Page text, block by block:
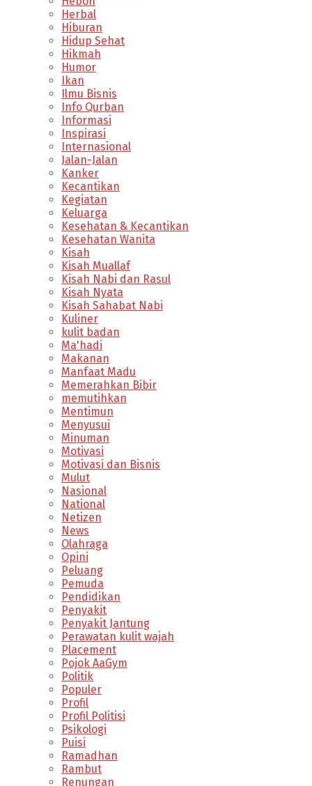
Herbal
Hiburan
Hidup Sehat
Hikmah
Humor
Ikan
Ilmu Bisnis
Info Qurban
Informasi
Inspirasi
Internasional
Jalan-Jalan
Kanker
Kecantikan
Kegiatan
Keluarga
Kesehatan & Kecantikan
Kesehatan Wanita
Kisah
Kisah Muallaf
Kisah Nabi dan Rasul
Kisah Nyata
Kisah Sahabat Nabi
Kuliner
kulit badan
Ma'hadi
Makanan
Manfaat Madu
Memerahkan Bibir
memutihkan
Mentimun
Menyusui
Minuman
Motivasi
Motivasi dan Bisnis
Mulut
Nasional
National
Netizen
News
Olahraga
Opini
Peluang
Pemuda
Pendidikan
Penyakit
Penyakit Jantung
Perawatan kulit wajah
Placement
Pojok AaGym
Politik
Populer
Profil
Profil Politisi
Psikologi
Puisi
Ramadhan
Rambut
Renungan